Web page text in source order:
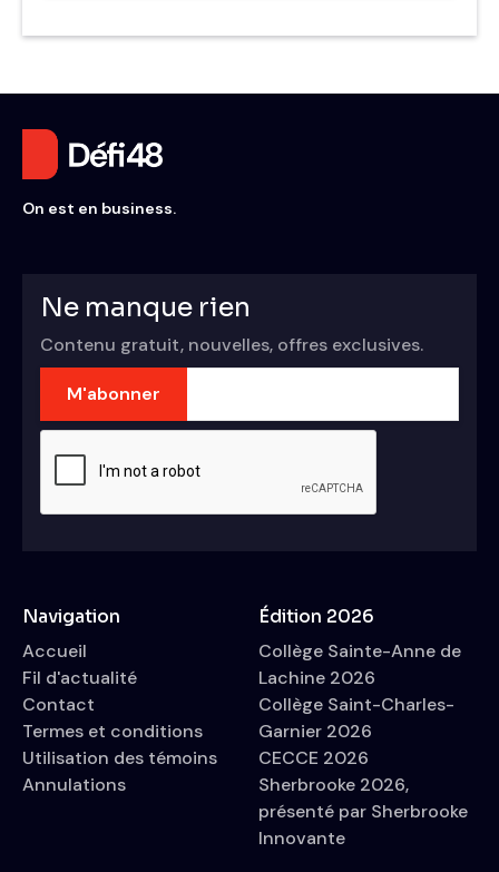
On est en business.
Ne manque rien
Contenu gratuit, nouvelles, offres exclusives.
Navigation
Accueil
Fil d'actualité
Contact
Termes et conditions
Utilisation des témoins
Annulations
Édition 2026
Collège Sainte-Anne de
Lachine 2026
Collège Saint-Charles-
Garnier 2026
CECCE 2026
Sherbrooke 2026,
présenté par Sherbrooke
Innovante